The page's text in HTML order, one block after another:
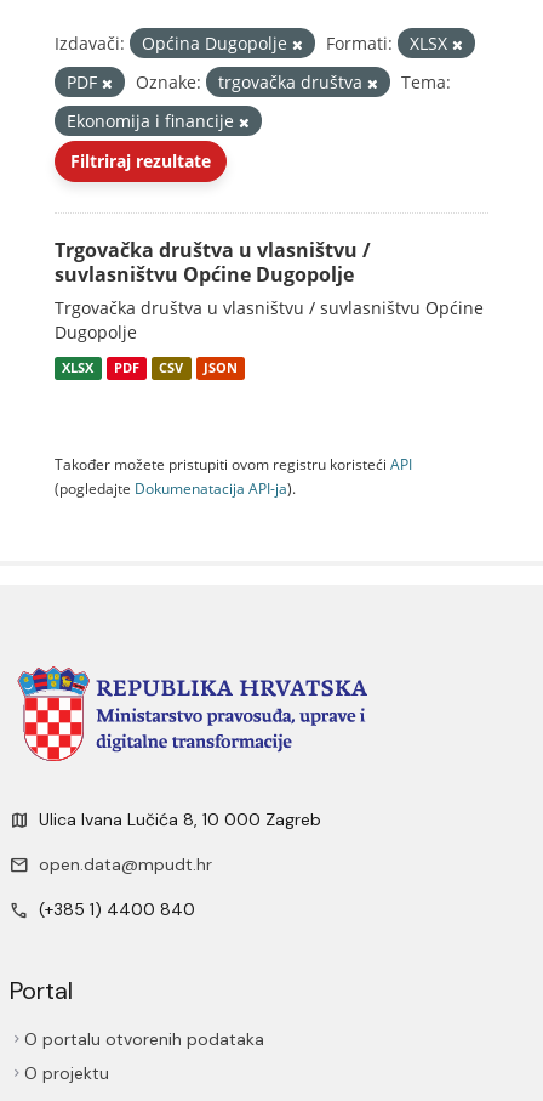
Izdavači: Općina Dugopolje Formati:
XLSX
PDF
Oznake: trgovačka društva
Tema:
Ekonomija i financije
Filtriraj rezultate
Trgovačka društva u vlasništvu /
suvlasništvu Općine Dugopolje
Trgovačka društva u vlasništvu / suvlasništvu Općine
Dugopolje
XLSX PDF CSV JSON
Također možete pristupiti ovom registru koristeći API
(pogledajte Dokumenаtаcijа API-jа).